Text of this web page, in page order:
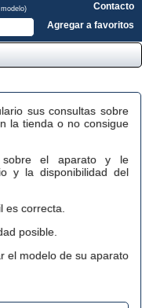
Contacto
Agregar a favoritos
sus consultas sobre
la tienda o no consigue
sobre el aparato y le
y la disponibilidad del
es correcta.
posible.
el modelo de su aparato